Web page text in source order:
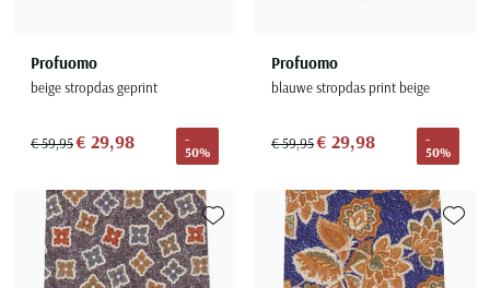
Profuomo
beige stropdas geprint
€ 59,95€ 29,98
-
50%
Profuomo
blauwe stropdas print beige
€ 59,95€ 29,98
-
50%
Toevoegen aan favorieten